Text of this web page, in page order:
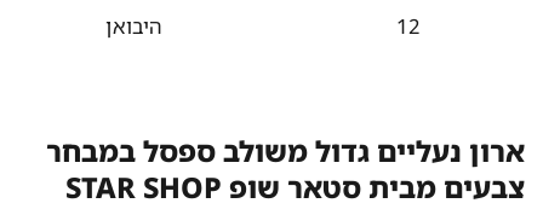
12
היבואן
ארון נעליים גדול משולב ספסל במבחר
צבעים מבית סטאר שופ STAR SHOP